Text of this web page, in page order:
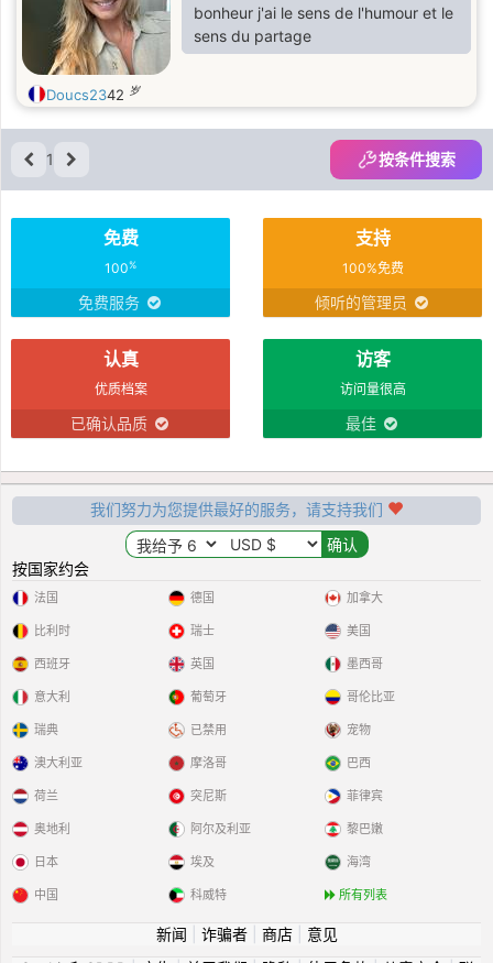
bonheur j'ai le sens de l'humour et le
sens du partage
Doucs2342 岁
1 按条件搜索
免费
100%
免费服务
支持
100%免费
倾听的管理员
认真
优质档案
已确认品质
访客
访问量很高
最佳
我们努力为您提供最好的服务，请支持我们
按国家约会
法国
比利时
西班牙
意大利
瑞典
德国
瑞士
英国
葡萄牙
已禁用
加拿大
美国
墨西哥
哥伦比亚
宠物
澳大利亚
荷兰
奥地利
日本
中国
摩洛哥
突尼斯
阿尔及利亚
埃及
科威特
巴西
菲律宾
黎巴嫩
海湾
所有列表
新闻 诈骗者| 商店| 意见